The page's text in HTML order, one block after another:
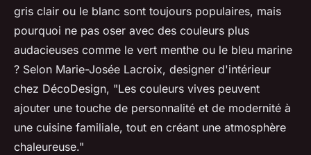
gris clair ou le blanc sont toujours populaires, mais
pourquoi ne pas oser avec des couleurs plus
audacieuses comme le vert menthe ou le bleu marine
? Selon Marie-Josée Lacroix, designer d'intérieur
chez DécoDesign, "Les couleurs vives peuvent
ajouter une touche de personnalité et de modernité à
une cuisine familiale, tout en créant une atmosphère
chaleureuse."